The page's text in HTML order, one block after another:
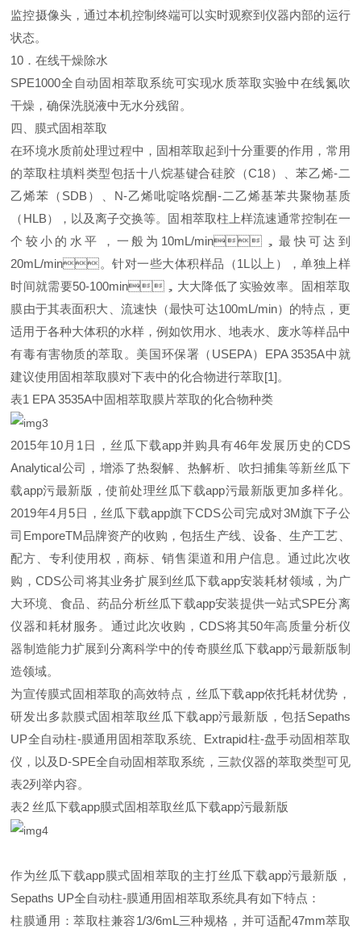
监控摄像头，通过本机控制终端可以实时观察到仪器内部的运行
状态。
10．在线干燥除水
SPE1000全自动固相萃取系统可实现水质萃取实验中在线氮吹
干燥，确保洗脱液中无水分残留。
四、膜式固相萃取
在环境水质前处理过程中，固相萃取起到十分重要的作用，常用
的萃取柱填料类型包括十八烷基键合硅胶（C18）、苯乙烯-二
乙烯苯（SDB）、N-乙烯吡啶咯烷酮-二乙烯基苯共聚物基质
（HLB），以及离子交换等。固相萃取柱上样流速通常控制在一
个较小的水平，一般为10mL/min，最快可达到
20mL/min。针对一些大体积样品（1L以上），单独上样
时间就需要50-100min，大大降低了实验效率。固相萃取
膜由于其表面积大、流速快（最快可达100mL/min）的特点，更
适用于各种大体积的水样，例如饮用水、地表水、废水等样品中
有毒有害物质的萃取。美国环保署（USEPA）EPA 3535A中就
建议使用固相萃取膜对下表中的化合物进行萃取[1]。
表1 EPA 3535A中固相萃取膜片萃取的化合物种类
2015年10月1日，丝瓜下载app并购具有46年发展历史的CDS
Analytical公司，增添了热裂解、热解析、吹扫捕集等新丝瓜下
载app污最新版，使前处理丝瓜下载app污最新版更加多样化。
2019年4月5日，丝瓜下载app旗下CDS公司完成对3M旗下子公
司EmporeTM品牌资产的收购，包括生产线、设备、生产工艺、
配方、专利使用权，商标、销售渠道和用户信息。通过此次收
购，CDS公司将其业务扩展到丝瓜下载app安装耗材领域，为广
大环境、食品、药品分析丝瓜下载app安装提供一站式SPE分离
仪器和耗材服务。通过此次收购，CDS将其50年高质量分析仪
器制造能力扩展到分离科学中的传奇膜丝瓜下载app污最新版制
造领域。
为宣传膜式固相萃取的高效特点，丝瓜下载app依托耗材优势，
研发出多款膜式固相萃取丝瓜下载app污最新版，包括Sepaths
UP全自动柱-膜通用固相萃取系统、Extrapid柱-盘手动固相萃取
仪，以及D-SPE全自动固相萃取系统，三款仪器的萃取类型可见
表2列举内容。
表2 丝瓜下载app膜式固相萃取丝瓜下载app污最新版
作为丝瓜下载app膜式固相萃取的主打丝瓜下载app污最新版，
Sepaths UP全自动柱-膜通用固相萃取系统具有如下特点：
柱膜通用：萃取柱兼容1/3/6mL三种规格，并可适配47mm萃取